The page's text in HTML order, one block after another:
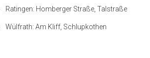
Ratingen: Homberger Straße, Talstraße
Wülfrath: Am Kliff, Schlupkothen